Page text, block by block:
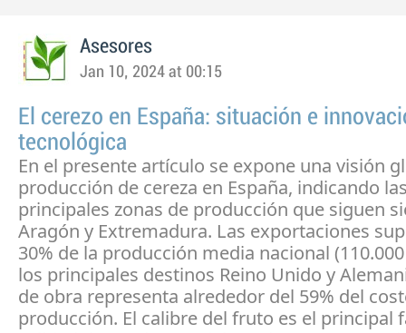
Asesores
Jan 10, 2024 at 00:15
El cerezo en España: situación e
tecnológica
En el presente artículo se expone una visión
producción de cereza en España, indicando
principales zonas de producción que siguen
Aragón y Extremadura. Las exportaciones
30% de la producción media nacional
los principales destinos Reino Unido y
de obra representa alrededor del 59% del
producción. El calibre del fruto es el principal